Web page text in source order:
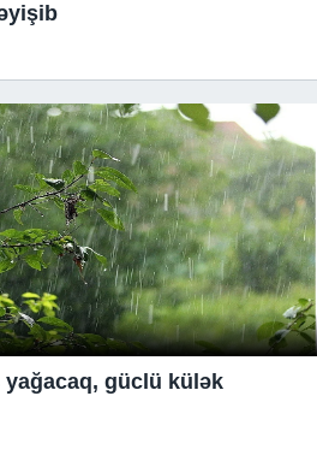
yağacaq, güclü külək